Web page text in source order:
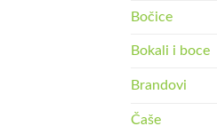
Bočice
Bokali i boce
Brandovi
Čaše